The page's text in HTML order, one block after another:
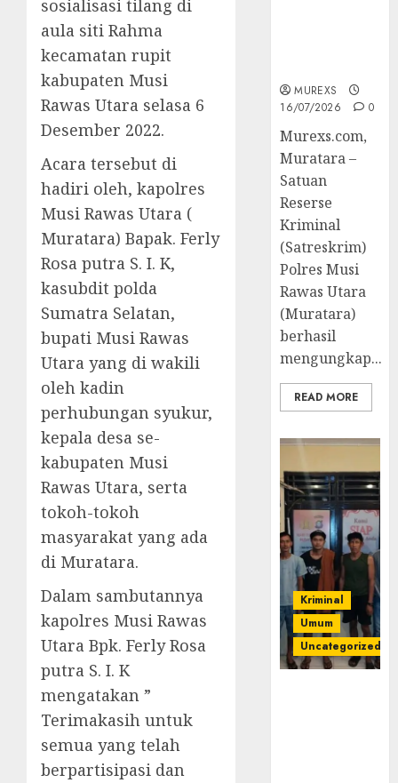
sosialisasi tilang di
aula siti Rahma
kecamatan rupit
kabupaten Musi
Rawas Utara selasa 6
Desember 2022.
Acara tersebut di
hadiri oleh, kapolres
Musi Rawas Utara (
Muratara) Bapak. Ferly
Rosa putra S. I. K,
kasubdit polda
Sumatra Selatan,
bupati Musi Rawas
Utara yang di wakili
oleh kadin
perhubungan syukur,
kepala desa se-
kabupaten Musi
Rawas Utara, serta
tokoh-tokoh
masyarakat yang ada
di Muratara.
Dalam sambutannya
kapolres Musi Rawas
Utara Bpk. Ferly Rosa
putra S. I. K
mengatakan ”
Terimakasih untuk
semua yang telah
berpartisipasi dan
MUREXS
16/07/2026
0
Murexs.com,
Muratara –
Satuan
Reserse
Kriminal
(Satreskrim)
Polres Musi
Rawas Utara
(Muratara)
berhasil
mengungkap...
READ MORE
Kriminal
Umum
Uncategorized